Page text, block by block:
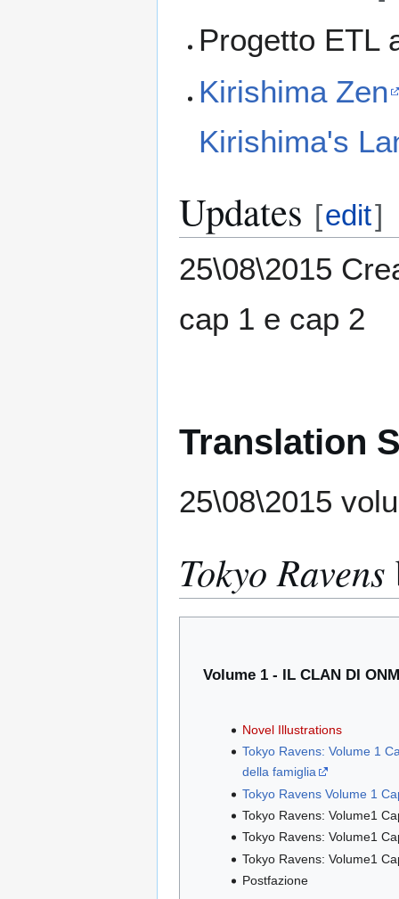
Progetto ETL
Kirishima Zen
Kirishima's
Updates [edit]
25\08\2015
cap 1 e cap 2
Translation
25\08\2015
Tokyo Ravens
Volume 1 - IL CLAN DI
Novel Illustrations
Tokyo Ravens: Volume 1
della famiglia
Tokyo Ravens Volume 1
Tokyo Ravens: Volume1
Tokyo Ravens: Volume1
Tokyo Ravens: Volume1
Postfazione